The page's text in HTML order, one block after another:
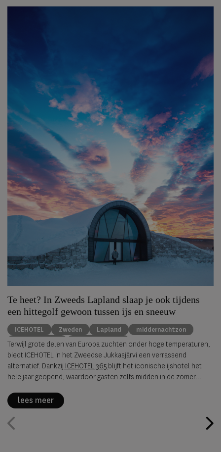
Te heet? In Zweeds Lapland slaap je ook tijdens
een hittegolf gewoon tussen ijs en sneeuw
ICEHOTEL Zweden Lapland
middernachtzon
summer travel
Arctische reizen
Terwijl grote delen van Europa zuchten onder hoge temperaturen,
biedt ICEHOTEL in het Zweedse Jukkasjärvi een verrassend
alternatief. Dankzij ICEHOTEL 365 blijft het iconische ijshotel het
hele jaar geopend, waardoor gasten zelfs midden in de zomer
lees meer